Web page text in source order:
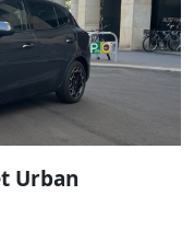
Urban